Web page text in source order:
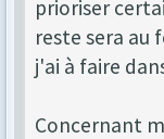
prioriser
reste sera au
j'ai à faire
Concernant